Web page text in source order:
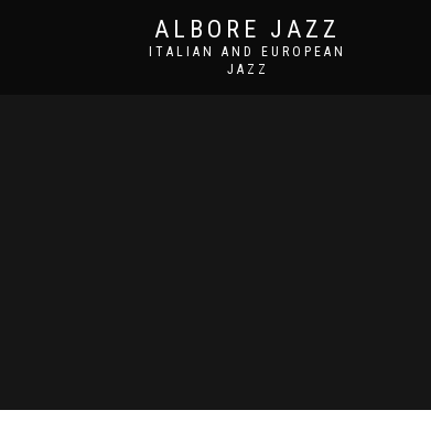
ALBORE JAZZ
ITALIAN AND EUROPEAN
JAZZ